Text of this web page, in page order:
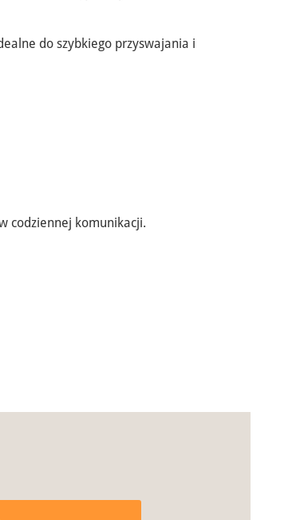
do szybkiego przyswajania i
codziennej komunikacji.